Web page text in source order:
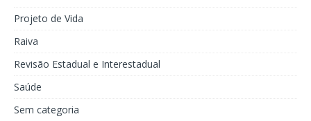
Projeto de Vida
Raiva
Revisão Estadual e Interestadual
Saúde
Sem categoria